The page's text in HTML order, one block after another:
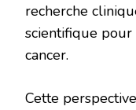
recherche
scientifique
cancer.
Cette